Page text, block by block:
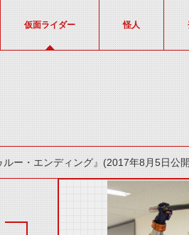
仮面ライダー 怪人
ルー・エンディング』(2017年8月5日公